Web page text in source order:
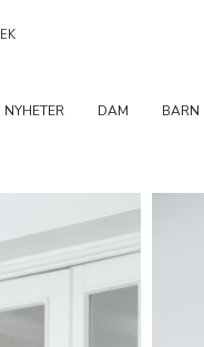
NYHETER DAM BARN